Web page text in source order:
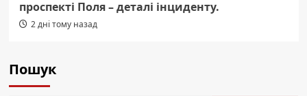
проспекті Поля – деталі інциденту.
2 дні тому назад
Пошук